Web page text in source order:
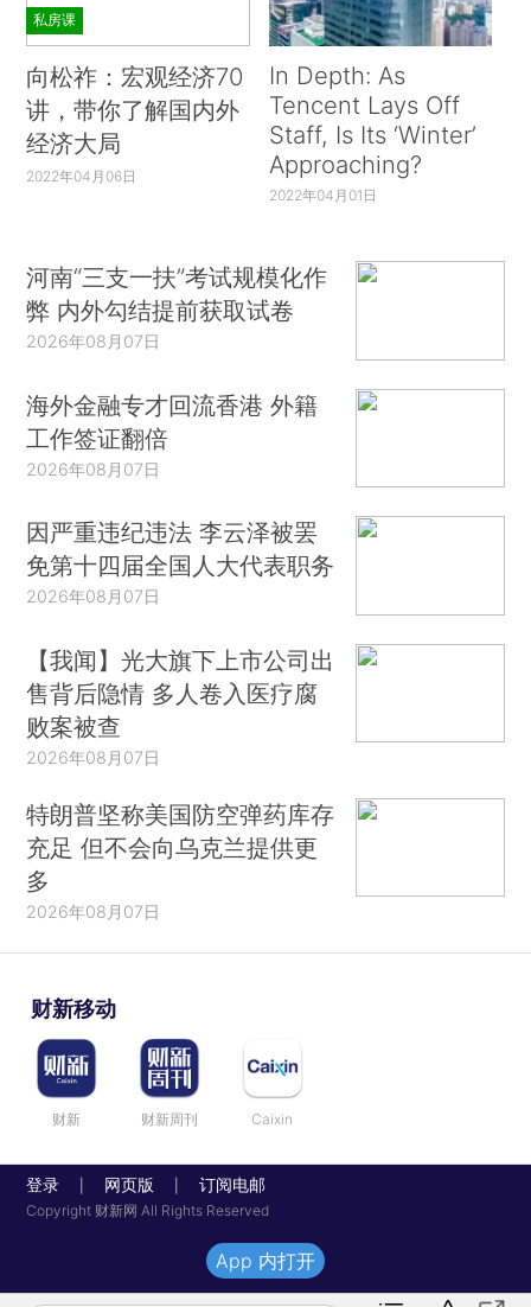
私房课
向松祚：宏观经济70
讲，带你了解国内外
经济大局
2022年04月06日
In Depth: As
Tencent Lays Off
Staff, Is Its ‘Winter’
Approaching?
2022年04月01日
河南“三支一扶”考试规模化作
弊 内外勾结提前获取试卷
2026年08月07日
海外金融专才回流香港 外籍
工作签证翻倍
2026年08月07日
因严重违纪违法 李云泽被罢
免第十四届全国人大代表职务
2026年08月07日
【我闻】光大旗下上市公司出
售背后隐情 多人卷入医疗腐
败案被查
2026年08月07日
特朗普坚称美国防空弹药库存
充足 但不会向乌克兰提供更
多
2026年08月07日
财新移动
财新 财新周刊 Caixin
登录 网页版 订阅电邮
Copyright 财新网 All Rights Reserved
App 内打开